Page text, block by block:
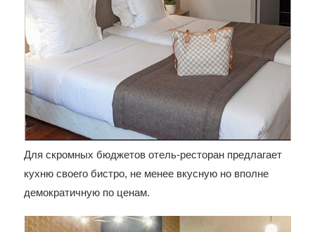
Для скромных бюджетов отель-ресторан предлагает
кухню своего бистро, не менее вкусную но вполне
демократичную по ценам.